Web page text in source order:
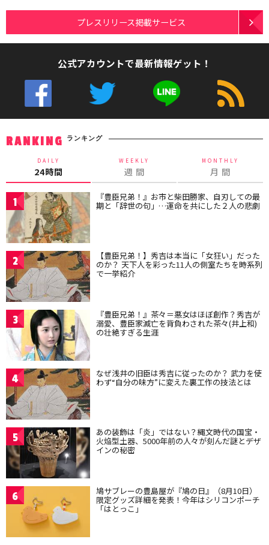
プレスリリース掲載サービス
公式アカウントで最新情報ゲット！
RANKING ランキング
DAILY
24時間
WEEKLY
週 間
MONTHLY
月 間
1 『豊臣兄弟！』お市と柴田勝家、自刃しての最
期と「辞世の句」…運命を共にした２人の悲劇
2 【豊臣兄弟！】秀吉は本当に「女狂い」だった
のか？ 天下人を彩った11人の側室たちを時系列
で一挙紹介
3 『豊臣兄弟！』茶々＝悪女はほぼ創作？秀吉が
溺愛、豊臣家滅亡を背負わされた茶々(井上和)
の壮絶すぎる生涯
4 なぜ浅井の旧臣は秀吉に従ったのか？ 武力を使
わず“自分の味方”に変えた裏工作の技法とは
5 あの装飾は「炎」ではない？縄文時代の国宝・
火焔型土器、5000年前の人々が刻んだ謎とデザ
インの秘密
6 鳩サブレーの豊島屋が『鳩の日』（8月10日）
限定グッズ詳細を発表！今年はシリコンポーチ
「はとっこ」